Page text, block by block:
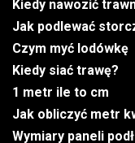
Kiedy nawozić
Jak podlewać
Czym myć lodówkę
Kiedy siać trawę?
1 metr ile to cm
Jak obliczyć metr
Wymiary paneli